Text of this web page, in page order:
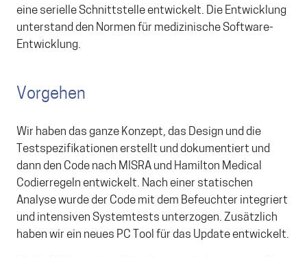
eine serielle Schnittstelle entwickelt. Die Entwicklung
unterstand den Normen für medizinische Software-
Entwicklung.
Vorgehen
Wir haben das ganze Konzept, das Design und die
Testspezifikationen erstellt und dokumentiert und
dann den Code nach MISRA und Hamilton Medical
Codierregeln entwickelt. Nach einer statischen
Analyse wurde der Code mit dem Befeuchter integriert
und intensiven Systemtests unterzogen. Zusätzlich
haben wir ein neues PC Tool für das Update entwickelt.